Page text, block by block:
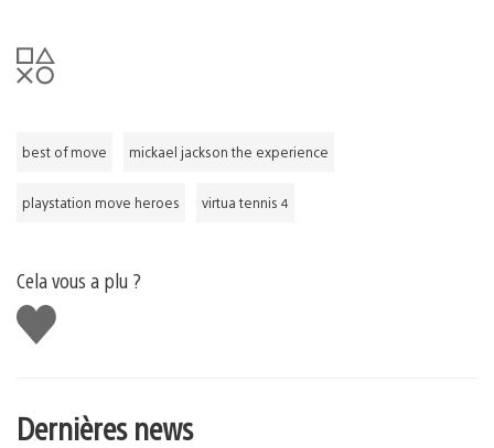
best of move mickael jackson the experience
playstation move heroes virtua tennis 4
Cela vous a plu ?
J'aime
Dernières news